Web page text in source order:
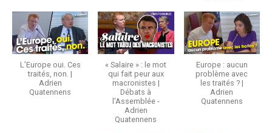
L’Europe oui. Ces
traités, non. |
Adrien
Quatennens
« Salaire » : le mot
qui fait peur aux
macronistes |
Débats à
l'Assemblée -
Adrien
Quatennens
Europe : aucun
problème avec
les traités ? |
Adrien
Quatennens